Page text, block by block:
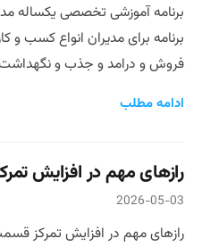
برنامه آموزشی تخصصی یکساله
برنامه برای مدیران انواع کسب و
فروش و درامد و جذب و نگهداشت
ادامه مطلب
رازهای مهم در افزایش
2026-05-03
رازهای مهم در افزایش تمرکز